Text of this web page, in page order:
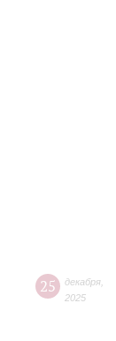
25 декабря
2025